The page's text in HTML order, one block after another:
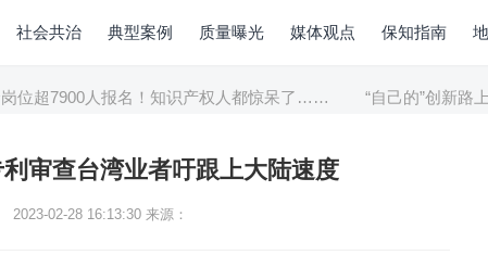
社会共治 典型案例 质量曝光 媒体观点 保知指南
位超7900人报名！知识产权人都惊呆了…… “自己的”创新路上的
审查台湾业者吁跟上大陆速度
2023-02-28 16:13:30 来源：